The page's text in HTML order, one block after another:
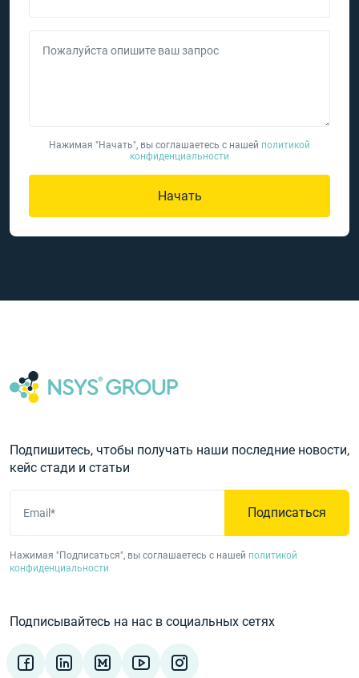
Пожалуйста опишите ваш запрос
Нажимая "Начать", вы соглашаетесь с нашей политикой
конфиденциальности
Начать
Подпишитесь, чтобы получать наши последние новости,
кейс стади и статьи
Email* Подписаться
Нажимая "Подписаться", вы соглашаетесь с нашей политикой
конфиденциальности
Подписывайтесь на нас в социальных сетях